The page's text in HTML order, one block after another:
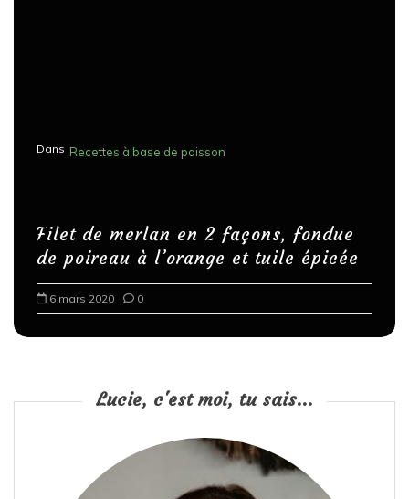
Dans Recettes à base de poisson
Filet de merlan en 2 façons, fondue
de poireau à l’orange et tuile épicée
6 mars 2020 0
Lucie, c'est moi, tu sais...